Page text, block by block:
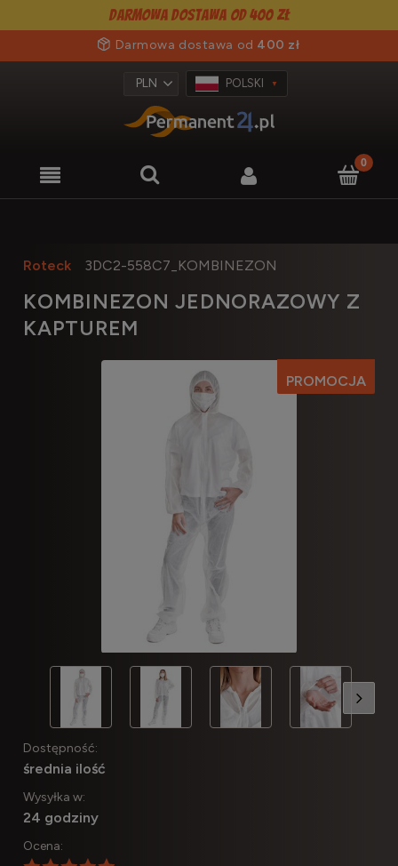
Darmowa dostawa od 400 zł
Darmowa dostawa od 400 zł
POLSKI
Roteck 3DC2-558C7_KOMBINEZON
KOMBINEZON JEDNORAZOWY Z
KAPTUREM
PROMOCJA
Dostępność:
średnia ilość
Wysyłka w:
24 godziny
Ocena: